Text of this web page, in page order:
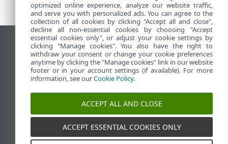
Wyświetl witrynę internetową dla
komputerów
End of Life
Baza wiedzy ESET
Forum ESET
ESET Status Portal
Pomoc regionalna
optimized online experience, analyze our website traffic,
and serve you with personalized ads. You can agree to the
collection of all cookies by clicking "Accept all and close",
decline all non-essential cookies by choosing "Accept
essential cookies only", or adjust your cookie settings by
clicking "Manage cookies". You also have the right to
withdraw your consent or change your cookie preferences
anytime by clicking the "Manage cookies" link in our website
footer or in your account settings (if available). For more
information, see ourCookie Policy.
ACCEPT ALL AND CLOSE
ACCEPT ESSENTIAL COOKIES ONLY